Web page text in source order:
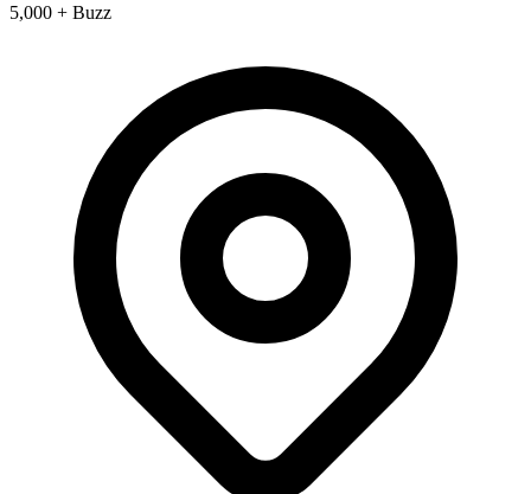
5,000 + Buzz